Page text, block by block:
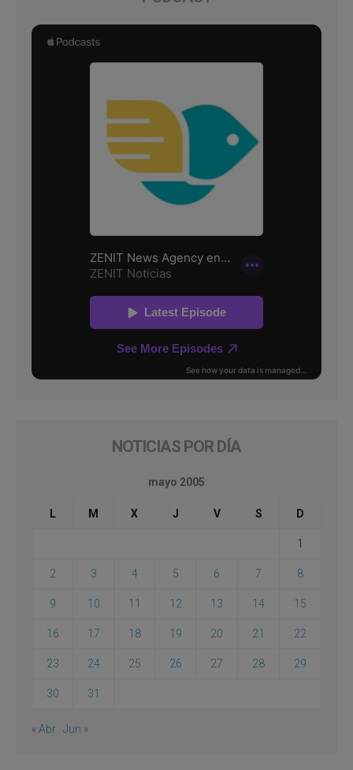
NOTICIAS POR DÍA
mayo 2005
L M X J V S D
1
2 3 4 5 6 7 8
9 10 11 12 13 14 15
16 17 18 19 20 21 22
23 24 25 26 27 28 29
30 31
« Abr Jun »